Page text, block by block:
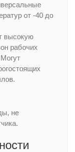
от -40 до
высокую
рабочих
не